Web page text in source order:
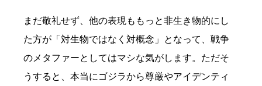
まだ敬礼せず、他の表現ももっと非生き物的にし
た方が「対生物ではなく対概念」となって、戦争
のメタファーとしてはマシな気がします。ただそ
うすると、本当にゴジラから尊厳やアイデンティ